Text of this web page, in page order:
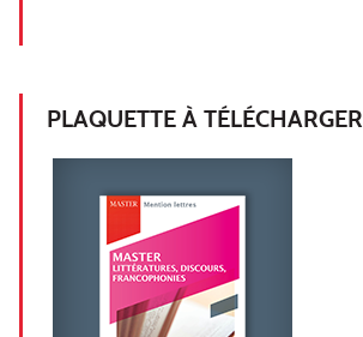
PLAQUETTE À TÉLÉCHARGER